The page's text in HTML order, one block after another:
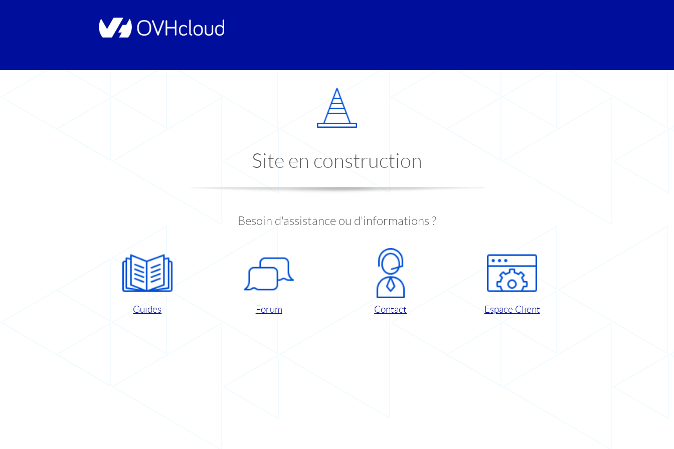
Site en construction
Besoin d'assistance ou d'informations ?
Guides Forum Contact Espace Client